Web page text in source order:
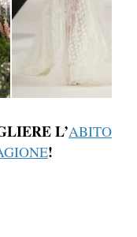
L’ABITO
!